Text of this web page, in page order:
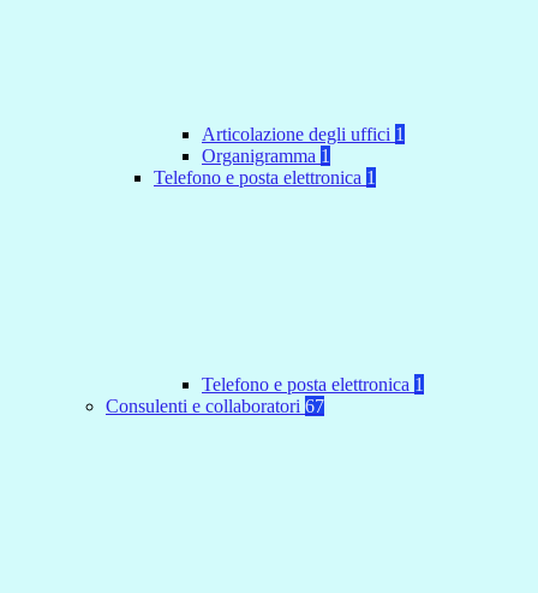
Articolazione degli uffici 1
Organigramma 1
Telefono e posta elettronica 1
Telefono e posta elettronica 1
Consulenti e collaboratori 67